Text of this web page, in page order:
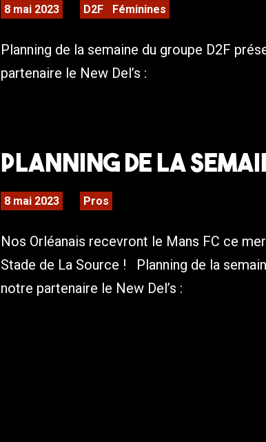
8 mai 2023 D2F Féminines
Planning de la semaine du groupe D2F
partenaire le New Del’s :
Planning de la
8 mai 2023 Pros
Nos Orléanais recevront le Mans FC ce
Stade de La Source ! Planning de la
notre partenaire le New Del’s :